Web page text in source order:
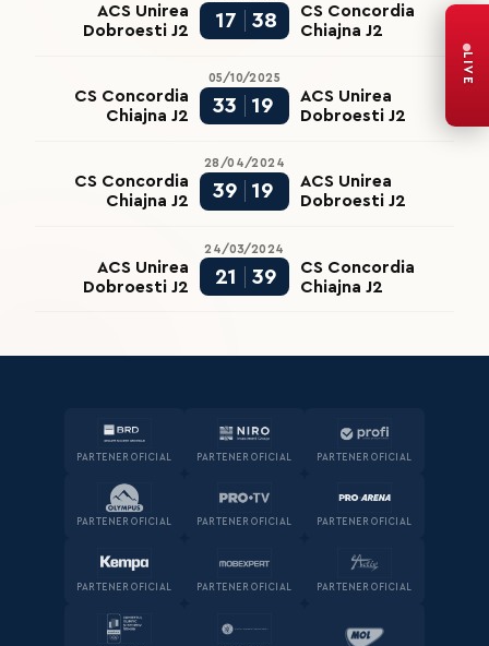
ACS Unirea
Dobroesti J2
17 38
CS Concordia
Chiajna J2
05/10/2025
CS Concordia
Chiajna J2
33 19
ACS Unirea
Dobroesti J2
28/04/2024
CS Concordia
Chiajna J2
39 19
ACS Unirea
Dobroesti J2
24/03/2024
ACS Unirea
Dobroesti J2
21 39
CS Concordia
Chiajna J2
PARTENER OFICIAL PARTENER OFICIAL PARTENER OFICIAL
PARTENER OFICIAL PARTENER OFICIAL PARTENER OFICIAL
PARTENER OFICIAL PARTENER OFICIAL PARTENER OFICIAL
LIVE